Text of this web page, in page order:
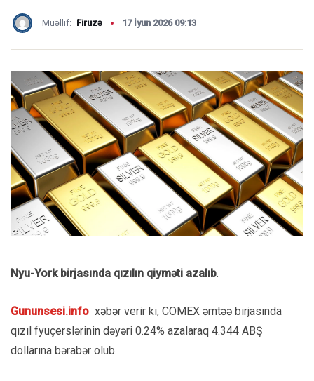
Müəllif: Firuzə 17 İyun 2026 09:13
Nyu-York birjasında qızılın qiyməti azalıb.
Gununsesi.info xəbər verir ki, COMEX əmtəə birjasında
qızıl fyuçerslərinin dəyəri 0.24% azalaraq 4.344 ABŞ
dollarına bərabər olub.